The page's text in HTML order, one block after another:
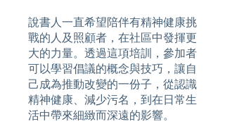
說書人一直希望陪伴有精神健康挑
戰的人及照顧者，在社區中發揮更
大的力量。透過這項培訓，參加者
可以學習倡議的概念與技巧，讓自
己成為推動改變的一份子，從認識
精神健康、減少污名，到在日常生
活中帶來細緻而深遠的影響。